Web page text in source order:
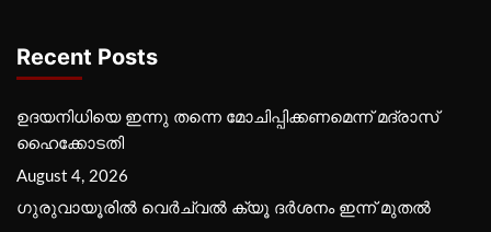
Recent Posts
ഉദയനിധിയെ ഇന്നു തന്നെ മോചിപ്പിക്കണമെന്ന് മദ്രാസ്
ഹൈക്കോടതി
August 4, 2026
ഗുരുവായൂരില്‍ വെര്‍ച്വല്‍ ക്യൂ ദര്‍ശനം ഇന്ന് മുതല്‍